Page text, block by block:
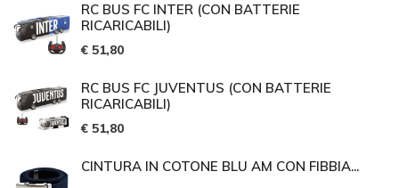
RC BUS FC INTER (CON BATTERIE
RICARICABILI)
€ 51,80
RC BUS FC JUVENTUS (CON BATTERIE
RICARICABILI)
€ 51,80
CINTURA IN COTONE BLU AM CON FIBBIA...